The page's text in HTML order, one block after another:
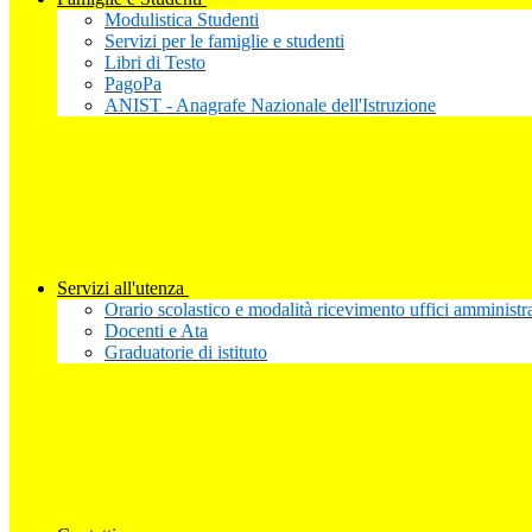
Modulistica Studenti
Servizi per le famiglie e studenti
Libri di Testo
PagoPa
ANIST - Anagrafe Nazionale dell'Istruzione
Servizi all'utenza
Orario scolastico e modalità ricevimento uffici
Docenti e Ata
Graduatorie di istituto